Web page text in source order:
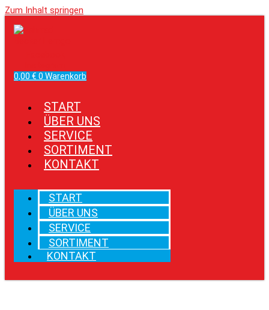
Zum Inhalt springen
0,00 € 0 Warenkorb
START
ÜBER UNS
SERVICE
SORTIMENT
KONTAKT
START
ÜBER UNS
SERVICE
SORTIMENT
KONTAKT